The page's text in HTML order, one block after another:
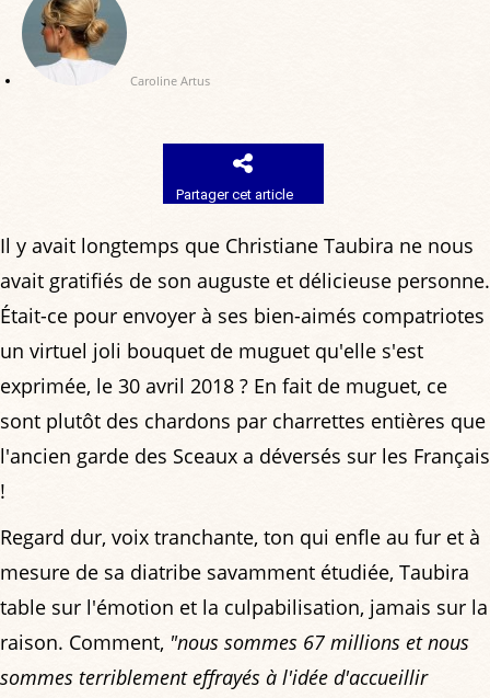
Caroline Artus
Partager cet article
Il y avait longtemps que Christiane Taubira ne nous
avait gratifiés de son auguste et délicieuse personne.
Était-ce pour envoyer à ses bien-aimés compatriotes
un virtuel joli bouquet de muguet qu'elle s'est
exprimée, le 30 avril 2018 ? En fait de muguet, ce
sont plutôt des chardons par charrettes entières que
l'ancien garde des Sceaux a déversés sur les Français
!
Regard dur, voix tranchante, ton qui enfle au fur et à
mesure de sa diatribe savamment étudiée, Taubira
table sur l'émotion et la culpabilisation, jamais sur la
raison. Comment, "nous sommes 67 millions et nous
sommes terriblement effrayés à l'idée d'accueillir